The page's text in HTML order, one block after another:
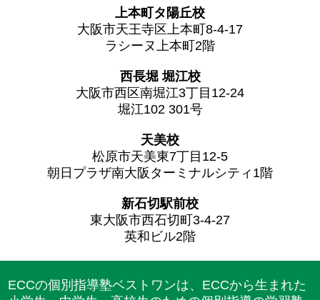
上本町タ陽丘校
大阪市天王寺区上本町8-4-17
ラシーヌ上本町2階
西長堀 堀江校
大阪市西区南堀江3丁目12-24
堀江102 301号
天美校
松原市天美東7丁目12-5
朝日プラザ南大阪ターミナルシティ1階
新石切駅前校
東大阪市西石切町3-4-27
英和ビル2階
ECCの個別指導塾ベストワンは、ECCから生まれた